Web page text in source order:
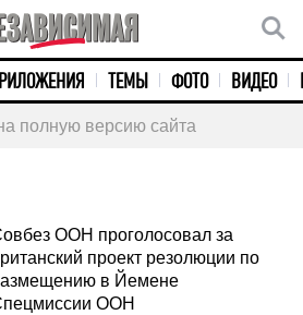
ПРИЛОЖЕНИЯ ТЕМЫ ФОТО ВИДЕО
полную версию сайта
ООН проголосовал за
проект резолюции по
в Йемене
ООН